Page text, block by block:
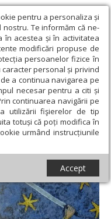
pentru a personaliza și
Te informăm că ne-
în acestea și în activitatea
modificări propuse de
persoanelor fizice în
personal și privind
a continua navigarea pe
necesar pentru a citi și
continuarea navigării pe
utilizării fişierelor de tip
totuși că poți modifica în
urmând instrucțiunile
Accept
› Sinaxar › Sf. Mc.
din Cipru (Dezlegare la
Episcopul
la peşte)